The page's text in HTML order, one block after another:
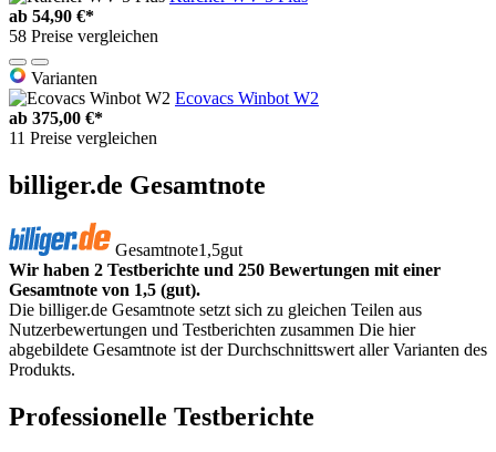
ab 54,90 €*
58 Preise vergleichen
Varianten
Ecovacs Winbot W2
ab 375,00 €*
11 Preise vergleichen
billiger.de Gesamtnote
Gesamtnote1,5gut
Wir haben 2 Testberichte und 250 Bewertungen mit einer
Gesamtnote von 1,5 (gut).
Die billiger.de Gesamtnote setzt sich zu gleichen Teilen aus
Nutzerbewertungen und Testberichten zusammen Die hier
abgebildete Gesamtnote ist der Durchschnittswert aller Varianten des
Produkts.
Professionelle Testberichte